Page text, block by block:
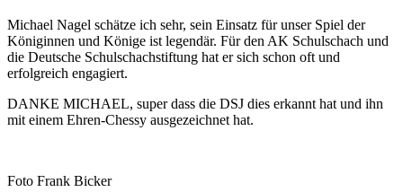
Michael Nagel schätze ich sehr, sein Einsatz für unser Spiel der
Königinnen und Könige ist legendär. Für den AK Schulschach und
die Deutsche Schulschachstiftung hat er sich schon oft und
erfolgreich engagiert.
DANKE MICHAEL, super dass die DSJ dies erkannt hat und ihn
mit einem Ehren-Chessy ausgezeichnet hat.
Foto Frank Bicker